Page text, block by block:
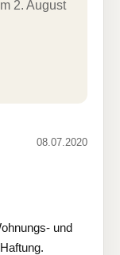
2. August
08.07.2020
und